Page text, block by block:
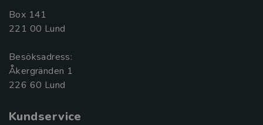
Box 141
221 00 Lund
Besöksadress:
Åkergränden 1
Kundservice